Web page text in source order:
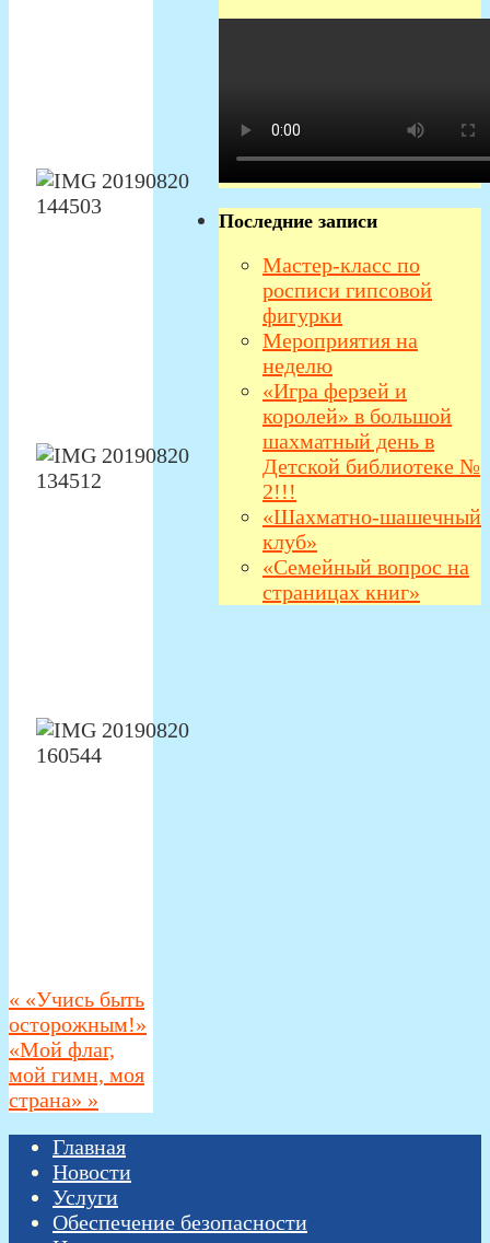
« «Учись быть
осторожным!»
«Мой флаг,
мой гимн, моя
страна» »
Последние записи
Мастер-класс по
росписи гипсовой
фигурки
Мероприятия на
неделю
«Игра ферзей и
королей» в большой
шахматный день в
Детской библиотеке №
2!!!
«Шахматно-шашечный
клуб»
«Семейный вопрос на
страницах книг»
Главная
Новости
Услуги
Обеспечение безопасности